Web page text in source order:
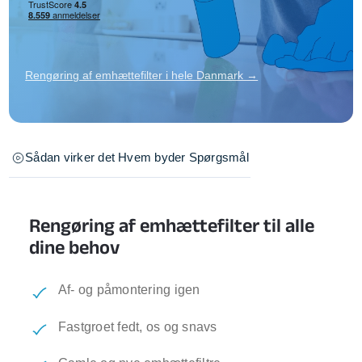
Rengøring af emhættefilter i hele Danmark →
Sådan virker det Hvem byder Spørgsmål
Rengøring af emhættefilter til alle
dine behov
Af- og påmontering igen
Fastgroet fedt, os og snavs